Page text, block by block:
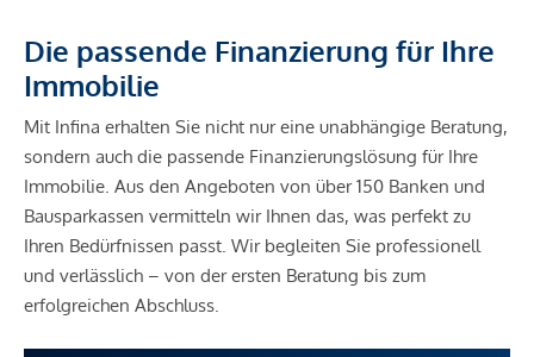
Die passende Finanzierung für Ihre
Immobilie
Mit Infina erhalten Sie nicht nur eine unabhängige Beratung,
sondern auch die passende Finanzierungslösung für Ihre
Immobilie. Aus den Angeboten von über 150 Banken und
Bausparkassen vermitteln wir Ihnen das, was perfekt zu
Ihren Bedürfnissen passt. Wir begleiten Sie professionell
und verlässlich – von der ersten Beratung bis zum
erfolgreichen Abschluss.